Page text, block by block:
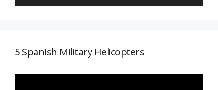
5 Spanish Military Helicopters